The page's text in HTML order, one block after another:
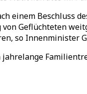
einem Beschluss
Geflüchteten
so Innenminister